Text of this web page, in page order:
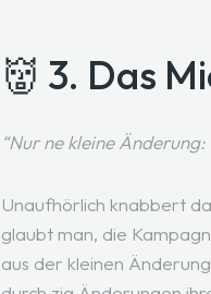
👹 3. Das
“Nur ne kleine
Unaufhörlich knabbert
glaubt man, die
aus der kleinen